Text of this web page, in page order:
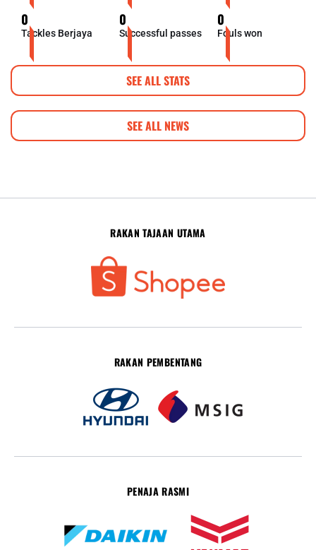
0
Tackles Berjaya
0
Successful passes
0
Fouls won
SEE ALL STATS
SEE ALL NEWS
RAKAN TAJAAN UTAMA
RAKAN PEMBENTANG
PENAJA RASMI